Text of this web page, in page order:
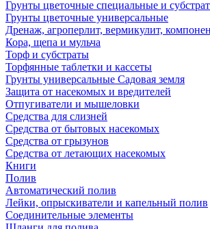
Грунты цветочные специальные и
Грунты цветочные универсальные
Дренаж, агроперлит, вермикулит,
Кора, щепа и мульча
Торф и субстраты
Торфянные таблетки и кассеты
Грунты универсальные Садовая земля
Защита от насекомых и вредителей
Отпугиватели и мышеловки
Средства для слизней
Средства от бытовых насекомых
Средства от грызунов
Средства от летающих насекомых
Книги
Полив
Автоматический полив
Лейки, опрыскиватели и капельный полив
Соединительные элементы